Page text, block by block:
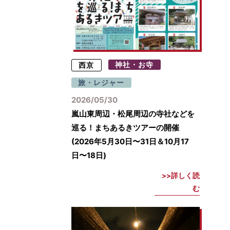
西京 神社・お寺
旅・レジャー
2026/05/30
嵐山東周辺・松尾周辺の寺社などを
巡る！まちあるきツアーの開催
(2026年5月30日〜31日＆10月17
日〜18日)
詳しく読
む